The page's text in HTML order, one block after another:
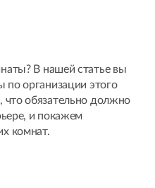
В нашей статье вы
по организации этого
обязательно должно
и покажем
комнат.